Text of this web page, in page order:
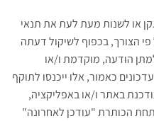
או לשנות מעת לעת את תנאי
הצורך, בכפוף לשיקול דעתה
הודעה, מוקדמת ו/או
כאמור, אלו ייכנסו לתוקף
באתר ו/או באפליקציה,
תחת הכותרת "עודכן לאחרונה"